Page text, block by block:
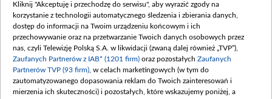
Procedura zgłoszeń wewnętrznych
Kliknij "Akceptuję i przechodzę do serwisu", aby wyrazić zgody na
korzystanie z technologii automatycznego śledzenia i zbierania danych,
dostęp do informacji na Twoim urządzeniu końcowym i ich
przechowywanie oraz na przetwarzanie Twoich danych osobowych przez
nas, czyli Telewizję Polską S.A. w likwidacji (zwaną dalej również „TVP”),
Zaufanych Partnerów z IAB* (1201 firm) oraz pozostałych Zaufanych
Partnerów TVP (93 firm) , w celach marketingowych (w tym do
zautomatyzowanego dopasowania reklam do Twoich zainteresowań i
mierzenia ich skuteczności) i pozostałych, które wskazujemy poniżej, a